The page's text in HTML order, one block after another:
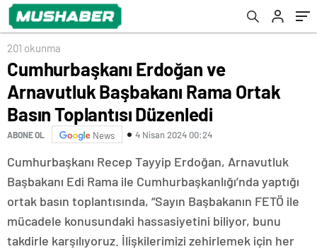
Düzenledi
201 okunma
Cumhurbaşkanı Erdoğan ve
Arnavutluk Başbakanı Rama Ortak
Basın Toplantısı Düzenledi
ABONE OL News 4 Nisan 2024 00:24
Cumhurbaşkanı Recep Tayyip Erdoğan, Arnavutluk
Başbakanı Edi Rama ile Cumhurbaşkanlığı’nda yaptığı
ortak basın toplantısında, “Sayın Başbakanın FETÖ ile
mücadele konusundaki hassasiyetini biliyor, bunu
takdirle karşılıyoruz. İlişkilerimizi zehirlemek için her
Maddesi Daha Kabul Edildi